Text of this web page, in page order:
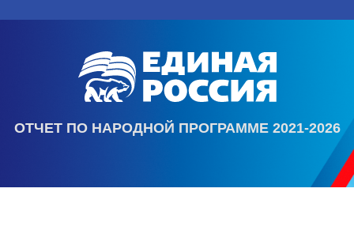
ОТЧЕТ ПО НАРОДНОЙ ПРОГРАММЕ 2021-2026